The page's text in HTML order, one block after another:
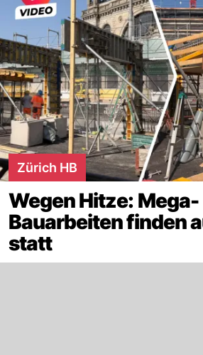
Zürich HB
Wegen Hitze: Mega-
Bauarbeiten finden
statt